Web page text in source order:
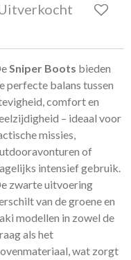
Sniper Boots bieden
perfecte balans tussen
comfort en
– ideaal voor
missies,
of
intensief gebruik.
zwarte uitvoering
van de groene en
modellen in zowel de
als het
wat zorgt